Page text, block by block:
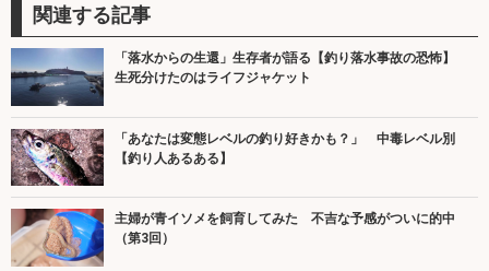
関連する記事
「落水からの生還」生存者が語る【釣り落水事故の恐怖】
生死分けたのはライフジャケット
「あなたは変態レベルの釣り好きかも？」 中毒レベル別
【釣り人あるある】
主婦が青イソメを飼育してみた 不吉な予感がついに的中
（第3回）